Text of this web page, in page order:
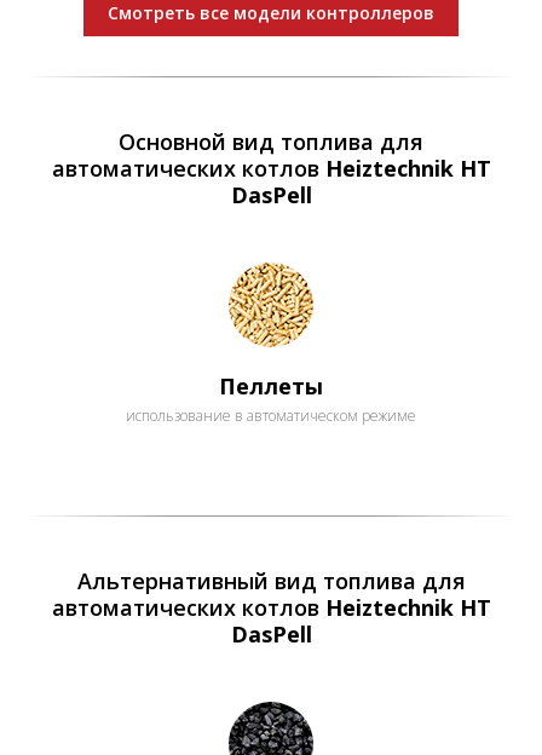
Смотреть все модели контроллеров
Основной вид топлива для
автоматических котлов Heiztechnik HT
DasPell
Пеллеты
использование в автоматическом режиме
Альтернативный вид топлива для
автоматических котлов Heiztechnik HT
DasPell